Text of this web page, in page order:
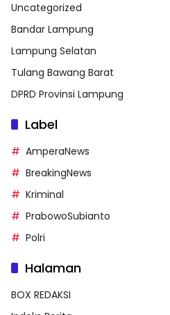
Uncategorized
Bandar Lampung
Lampung Selatan
Tulang Bawang Barat
DPRD Provinsi Lampung
Label
AmperaNews
BreakingNews
Kriminal
PrabowoSubianto
Polri
Halaman
BOX REDAKSI